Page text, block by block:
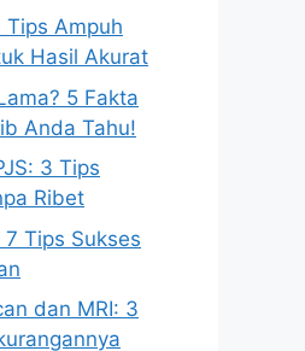
Tips Ampuh
Hasil Akurat
5 Fakta
Anda Tahu!
3 Tips
Ribet
Tips Sukses
dan MRI: 3